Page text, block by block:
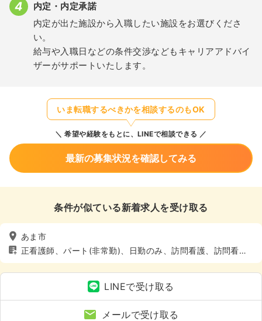
内定・内定承諾
内定が出た施設から入職したい施設をお選びくださ
い。
給与や入職日などの条件交渉などもキャリアアドバイ
ザーがサポートいたします。
いま転職するべきかを相談するのもOK
希望や経験をもとに、LINEで相談できる
最新の募集状況を確認してみる
条件が似ている新着求人を受け取る
あま市
正看護師、パート(非常勤)、日勤のみ、訪問看護、訪問看
護、4週8休以上
LINEで受け取る
メールで受け取る